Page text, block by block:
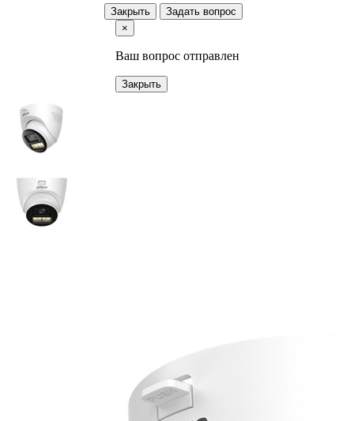
Закрыть
Задать вопрос
×
Ваш вопрос отправлен
Закрыть